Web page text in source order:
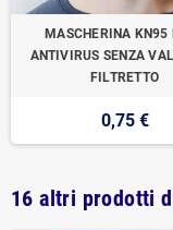
MASCHERINA KN95
ANTIVIRUS SENZA
FILTRETTO
0,75 €
16 altri prodotti